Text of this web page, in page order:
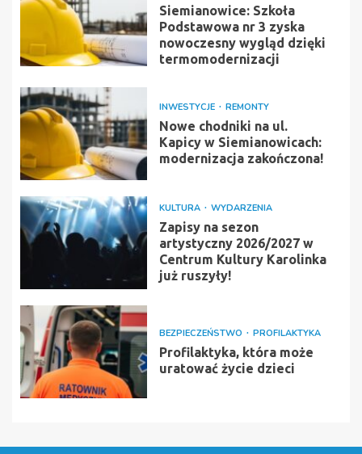
Siemianowice: Szkoła
Podstawowa nr 3 zyska
nowoczesny wygląd dzięki
termomodernizacji
INWESTYCJE REMONTY
Nowe chodniki na ul.
Kapicy w Siemianowicach:
modernizacja zakończona!
KULTURA WYDARZENIA
Zapisy na sezon
artystyczny 2026/2027 w
Centrum Kultury Karolinka
już ruszyły!
BEZPIECZEŃSTWO PROFILAKTYKA
Profilaktyka, która może
uratować życie dzieci